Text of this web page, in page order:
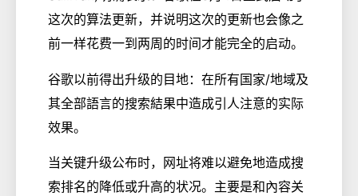
这次的算法更新，并说明这次的更新也会像之
前一样花费一到两周的时间才能完全的启动。
谷歌以前得出升级的目地：在所有国家/地域及
其全部語言的搜索結果中造成引人注意的实际
效果。
当关键升级公布时，网址将难以避免地造成搜
索排名的降低或升高的状况。主要是和內容关